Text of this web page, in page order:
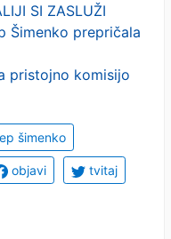
SI ZASLUŽI
Šimenko prepričala
pristojno komisijo
šimenko
objavi tvitaj